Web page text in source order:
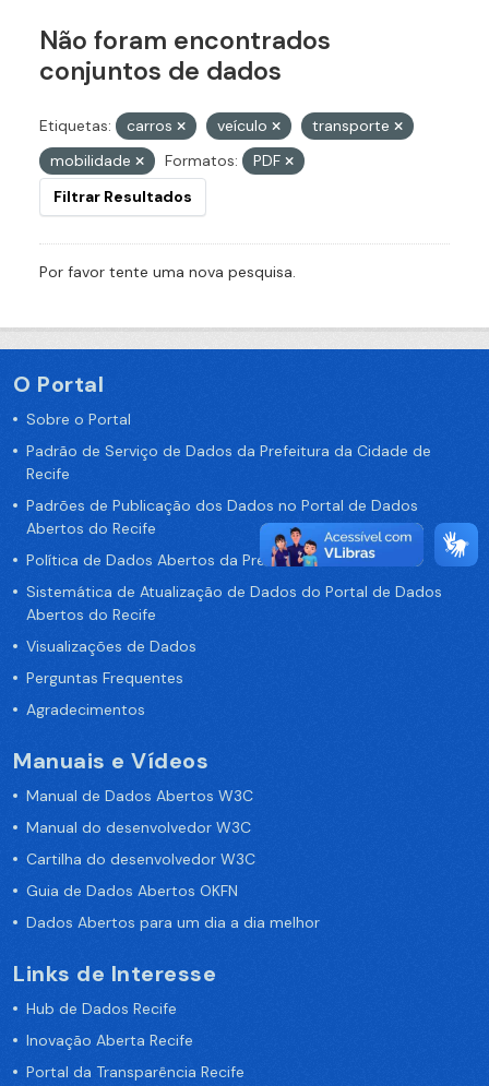
Não foram encontrados
conjuntos de dados
Etiquetas: carros veículo
transporte
mobilidade
Formatos:
PDF
Filtrar Resultados
Por favor tente uma nova pesquisa.
O Portal
Sobre o Portal
Padrão de Serviço de Dados da Prefeitura da Cidade de
Recife
Padrões de Publicação dos Dados no Portal de Dados
Abertos do Recife
Política de Dados Abertos da Prefeitura do Recife
Sistemática de Atualização de Dados do Portal de Dados
Abertos do Recife
Visualizações de Dados
Perguntas Frequentes
Agradecimentos
Manuais e Vídeos
Manual de Dados Abertos W3C
Manual do desenvolvedor W3C
Cartilha do desenvolvedor W3C
Guia de Dados Abertos OKFN
Dados Abertos para um dia a dia melhor
Links de Interesse
Hub de Dados Recife
Inovação Aberta Recife
Portal da Transparência Recife